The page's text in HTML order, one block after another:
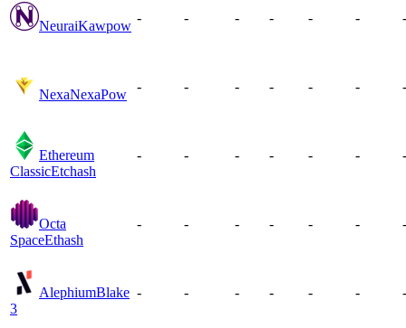
NeuraiKawpow
- - - - - - -
NexaNexaPow
- - - - - - -
Ethereum
ClassicEtchash
- - - - - - -
Octa
SpaceEthash
- - - - - - -
AlephiumBlake
3
- - - - - - -